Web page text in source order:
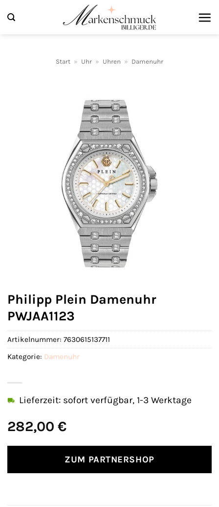
Inhalt
Start » Uhr » Uhren » Damenuhr
Philipp Plein Damenuhr
PWJAA1123
282,00 €
Lieferzeit: sofort verfügbar, 1-3 Werktage
ZUM PARTNERSHOP
Artikelnummer: 7630615137711
Kategorie: Damenuhr